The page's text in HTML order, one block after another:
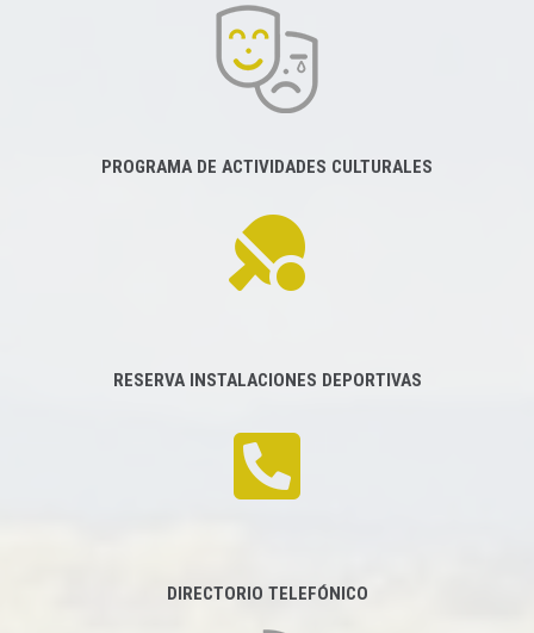
PROGRAMA DE ACTIVIDADES CULTURALES
RESERVA INSTALACIONES DEPORTIVAS
DIRECTORIO TELEFÓNICO